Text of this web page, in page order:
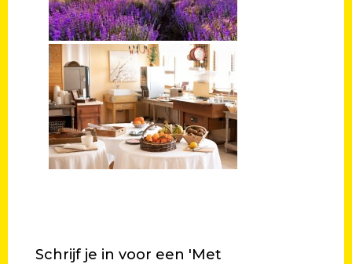
Schrijf je in voor een 'Met